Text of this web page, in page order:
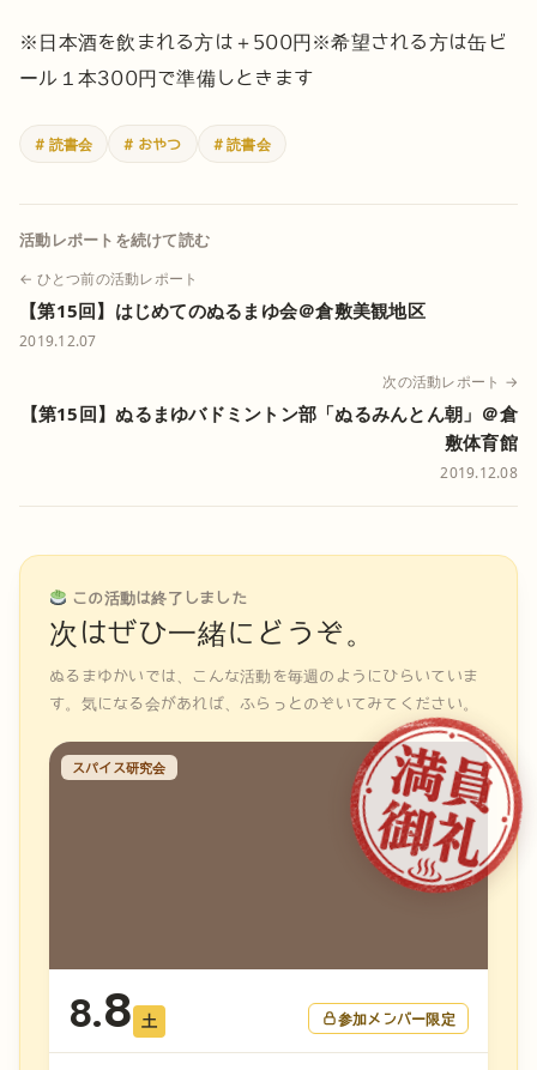
※日本酒を飲まれる方は＋500円 ※希望される方は缶ビ
ール１本300円で準備しときます
# 読書会 # おやつ # 読書会
活動レポートを続けて読む
← ひとつ前の活動レポート
【第15回】はじめてのぬるまゆ会＠倉敷美観地区
2019.12.07
次の活動レポート →
【第15回】ぬるまゆバドミントン部「ぬるみんとん朝」＠倉
敷体育館
2019.12.08
この活動は終了しました
次はぜひ一緒にどうぞ。
ぬるまゆかいでは、こんな活動を毎週のようにひらいていま
す。気になる会があれば、ふらっとのぞいてみてください。
スパイス研究会
8.8 土 参加メンバー限定